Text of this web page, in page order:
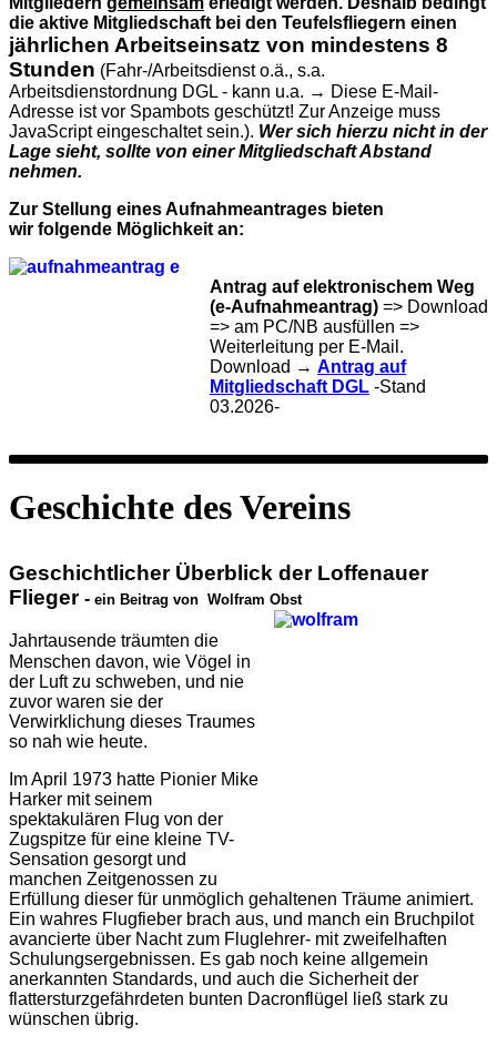
die aktive Mitgliedschaft bei den Teufelsfliegern einen
jährlichen Arbeitseinsatz von mindestens 8
Stunden (Fahr-/Arbeitsdienst o.ä., s.a.
Arbeitsdienstordnung DGL - kann u.a. → Diese E-Mail-
Adresse ist vor Spambots geschützt! Zur Anzeige muss
JavaScript eingeschaltet sein.). Wer sich hierzu nicht in der
Lage sieht, sollte von einer Mitgliedschaft Abstand
nehmen.
Zur Stellung eines Aufnahmeantrages bieten
wir folgende Möglichkeit an:
Antrag auf elektronischem Weg
(e-Aufnahmeantrag) => Download
=> am PC/NB ausfüllen =>
Weiterleitung per E-Mail.
Download → Antrag auf
Mitgliedschaft DGL -Stand
03.2026-
Geschichte des Vereins
Geschichtlicher Überblick der Loffenauer
Flieger - ein Beitrag von Wolfram Obst
Jahrtausende träumten die
Menschen davon, wie Vögel in
der Luft zu schweben, und nie
zuvor waren sie der
Verwirklichung dieses Traumes
so nah wie heute.
Im April 1973 hatte Pionier Mike
Harker mit seinem
spektakulären Flug von der
Zugspitze für eine kleine TV-
Sensation gesorgt und
manchen Zeitgenossen zu
Erfüllung dieser für unmöglich gehaltenen Träume animiert.
Ein wahres Flugfieber brach aus, und manch ein Bruchpilot
avancierte über Nacht zum Fluglehrer- mit zweifelhaften
Schulungsergebnissen. Es gab noch keine allgemein
anerkannten Standards, und auch die Sicherheit der
flattersturzgefährdeten bunten Dacronflügel ließ stark zu
wünschen übrig.